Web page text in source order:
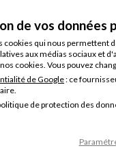
de vos
cookies qui nous permettent
aux médias sociaux et
cookies. Vous pouvez
de Google: ce
de protection des